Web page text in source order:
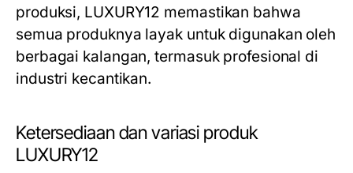
produksi, LUXURY12 memastikan bahwa
semua produknya layak untuk digunakan oleh
berbagai kalangan, termasuk profesional di
industri kecantikan.
Ketersediaan dan variasi produk
LUXURY12